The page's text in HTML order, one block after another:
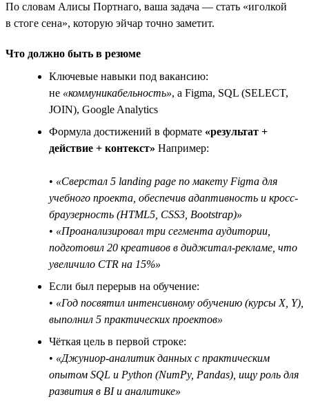
По словам Алисы Портнаго, ваша задача — стать «иголкой
в стоге сена», которую эйчар точно заметит.
Что должно быть в резюме
Ключевые навыки под вакансию:
не «коммуникабельность», а Figma, SQL (SELECT,
JOIN), Google Analytics
Формула достижений в формате «результат +
действие + контекст» Например:
• «Сверстал 5 landing page по макету Figma для
учебного проекта, обеспечив адаптивность и кросс-
браузерность (HTML5, CSS3, Bootstrap)»
• «Проанализировал три сегмента аудитории,
подготовил 20 креативов в диджитал-рекламе, что
увеличило CTR на 15%»
Если был перерыв на обучение:
• «Год посвятил интенсивному обучению (курсы X, Y),
выполнил 5 практических проектов»
Чёткая цель в первой строке:
• «Джуниор-аналитик данных с практическим
опытом SQL и Python (NumPy, Pandas), ищу роль для
развития в BI и аналитике»